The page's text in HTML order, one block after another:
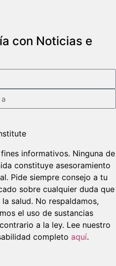
con Noticias e
informativos. Ninguna de
constituye asesoramiento
Pide siempre consejo a tu
sobre cualquier duda que
salud. No respaldamos,
el uso de sustancias
a la ley. Lee nuestro
completo aquí.